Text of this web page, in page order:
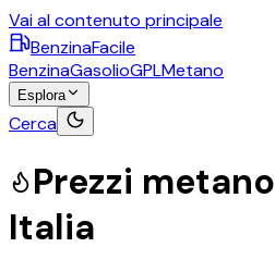
Vai al contenuto principale
BenzinaFacile
BenzinaGasolioGPLMetano
Esplora
Cerca
Prezzi metano
Italia